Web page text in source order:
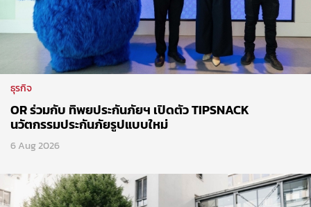
ธุรกิจ
OR ร่วมกับ ทิพยประกันภัยฯ เปิดตัว TIPSNACK
นวัตกรรมประกันภัยรูปแบบใหม่
6 Aug 2026